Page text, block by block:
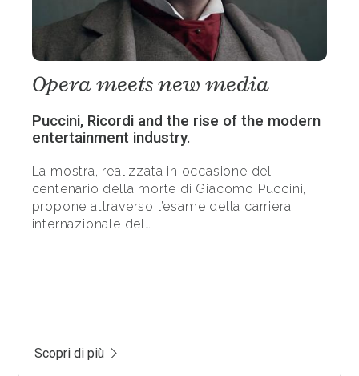
Opera meets new media
Puccini, Ricordi and the rise of the modern
entertainment industry.
La mostra, realizzata in occasione del
centenario della morte di Giacomo Puccini,
propone attraverso l’esame della carriera
internazionale del…
Scopri di più